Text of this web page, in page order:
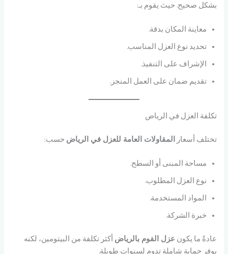
بشكل صحيح. حيث يقوم بـ:
معاينة المكان بدقة.
تحديد نوع العزل المناسب.
الإشراف على التنفيذ.
تقديم ضمان على العمل المنجز.
تكلفة العزل في الرياض
تختلف أسعار المقاولات العامة للعزل في الرياض حسب:
مساحة المبنى أو السطح.
نوع العزل المطلوب.
المواد المستخدمة.
خبرة الشركة.
عادةً ما يكون عزل الفوم بالرياض أكثر تكلفة من البيتومين، لكنه
يوفر حماية شاملة تدوم لسنوات طويلة.